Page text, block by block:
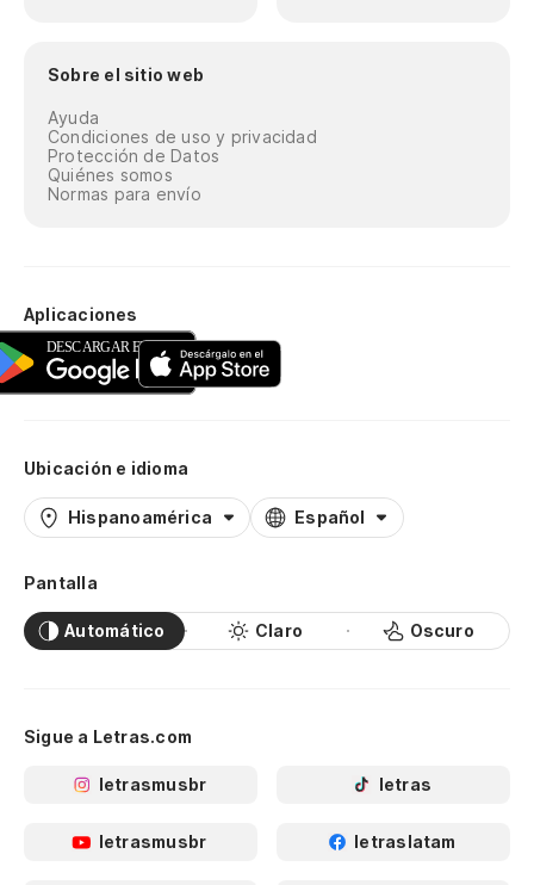
Sobre el sitio web
Ayuda
Condiciones de uso y privacidad
Protección de Datos
Quiénes somos
Normas para envío
Aplicaciones
Ubicación e idioma
Hispanoamérica Español
Pantalla
Automático Claro Oscuro
Sigue a Letras.com
letrasmusbr letras
letrasmusbr letraslatam